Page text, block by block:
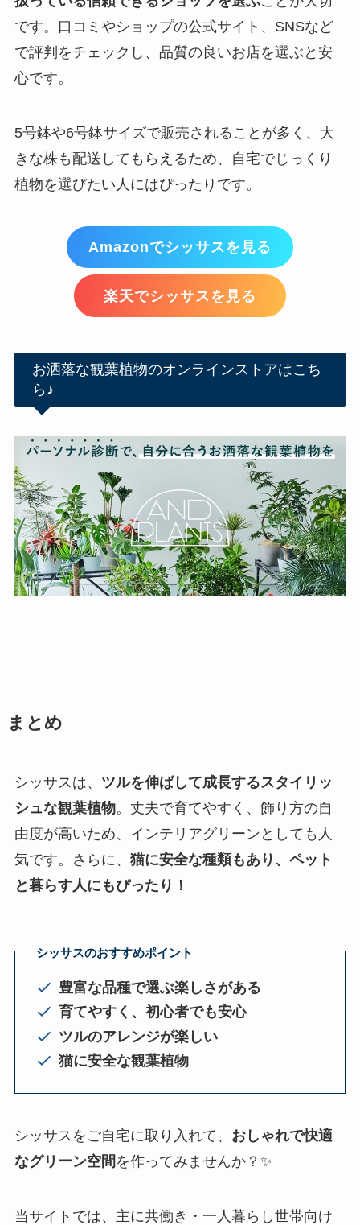
です。口コミやショップの公式サイト、SNSなど
で評判をチェックし、品質の良いお店を選ぶと安
心です。
5号鉢や6号鉢サイズで販売されることが多く、大
きな株も配送してもらえるため、自宅でじっくり
植物を選びたい人にはぴったりです。
Amazonでシッサスを見る
楽天でシッサスを見る
お洒落な観葉植物のオンラインストアはこち
ら♪
まとめ
シッサスは、 ツルを伸ばして成長するスタイリッ
シュな観葉植物。丈夫で育てやすく、飾り方の自
由度が高いため、インテリアグリーンとしても人
気です。さらに、 猫に安全な種類もあり、ペット
と暮らす人にもぴったり！
シッサスのおすすめポイント
豊富な品種で選ぶ楽しさがある
育てやすく、初心者でも安心
ツルのアレンジが楽しい
猫に安全な観葉植物
シッサスをご自宅に取り入れて、 おしゃれで快適
なグリーン空間 を作ってみませんか？✨
当サイトでは、主に共働き・一人暮らし世帯向け